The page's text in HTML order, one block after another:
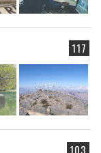
117
103